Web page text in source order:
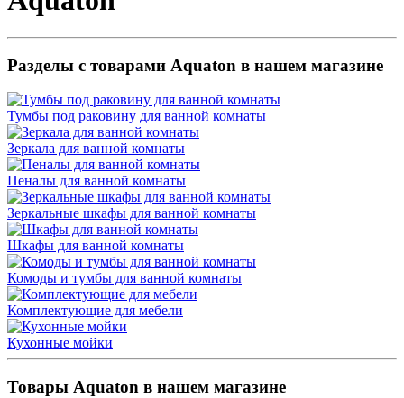
Разделы с товарами Aquaton в нашем магазине
Тумбы под раковину для ванной комнаты
Зеркала для ванной комнаты
Пеналы для ванной комнаты
Зеркальные шкафы для ванной комнаты
Шкафы для ванной комнаты
Комоды и тумбы для ванной комнаты
Комплектующие для мебели
Кухонные мойки
Товары Aquaton в нашем магазине